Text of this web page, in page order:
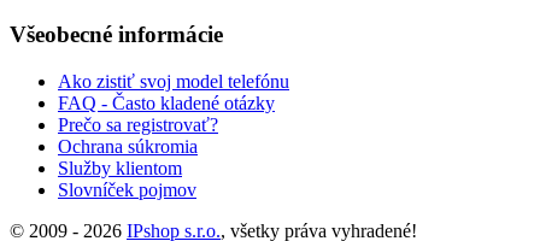
Všeobecné informácie
Ako zistiť svoj model telefónu
FAQ - Často kladené otázky
Prečo sa registrovať?
Ochrana súkromia
Služby klientom
Slovníček pojmov
© 2009 - 2026 IPshop s.r.o., všetky práva vyhradené!